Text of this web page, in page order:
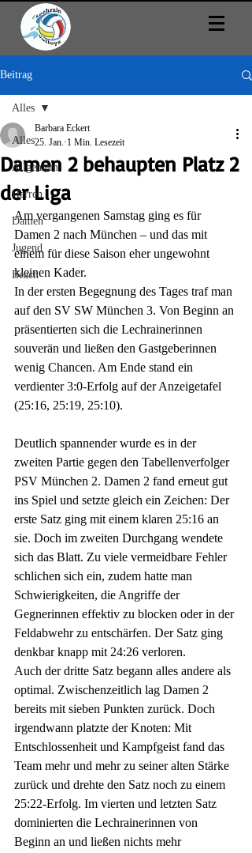
Beitrag
Alles
Allgemein
Herren
Damen
Jugend
Beach
Alles
Damen 2 behaupten Platz 2
der Liga
Barbara Eckert
25. Jan. 1 Min. Lesezeit
Am vergangenen Samstag ging es für
Damen 2 nach München – und das mit
einem für diese Saison eher ungewohnt
kleinen Kader.
In der ersten Begegnung des Tages traf man
auf den SV SW München 3. Von Beginn an
präsentierten sich die Lechrainerinnen
souverän und ließen den Gastgeberinnen
wenig Chancen. Am Ende stand ein
verdienter 3:0-Erfolg auf der Anzeigetafel
(25:16, 25:19, 25:10).
Deutlich spannender wurde es in der
zweiten Partie gegen den Tabellenverfolger
PSV München 2. Damen 2 fand erneut gut
ins Spiel und setzte gleich ein Zeichen: Der
erste Satz ging mit einem klaren 25:16 an
sie. Doch im zweiten Durchgang wendete
sich das Blatt. Zu viele vermeidbare Fehler
schlichen sich ein, zudem hatte man
Schwierigkeiten, die Angriffe der
Gegnerinnen effektiv zu blocken oder in der
Feldabwehr zu entschärfen. Der Satz ging
denkbar knapp mit 24:26 verloren.
Auch der dritte Satz begann alles andere als
optimal. Zwischenzeitlich lag Damen 2
bereits mit sieben Punkten zurück. Doch
irgendwann platzte der Knoten: Mit
Entschlossenheit und Kampfgeist fand das
Team mehr und mehr zu seiner alten Stärke
zurück und drehte den Satz noch zu einem
25:22-Erfolg. Im vierten und letzten Satz
dominierten die Lechrainerinnen von
Beginn an und ließen nichts mehr